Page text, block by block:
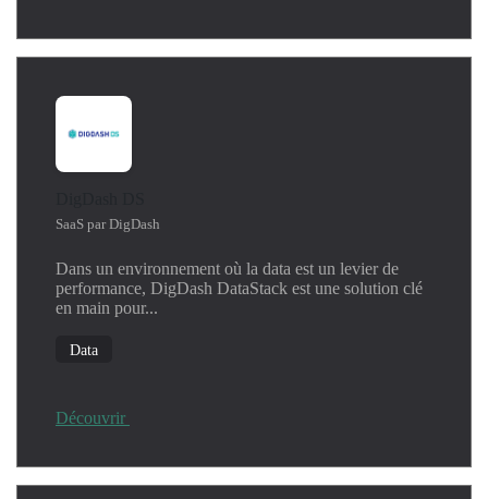
SaaS par DigDash
Dans un environnement où la data est un levier de
performance, DigDash DataStack est une solution clé
en main pour...
Data
Découvrir